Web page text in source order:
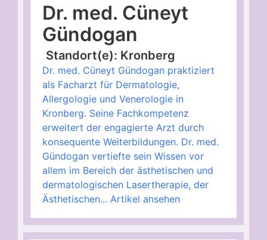
Dr. med. Cüneyt
Gündogan
Standort(e): Kronberg
Dr. med. Cüneyt Gündogan praktiziert
als Facharzt für Dermatologie,
Allergologie und Venerologie in
Kronberg. Seine Fachkompetenz
erweitert der engagierte Arzt durch
konsequente Weiterbildungen. Dr. med.
Gündogan vertiefte sein Wissen vor
allem im Bereich der ästhetischen und
dermatologischen Lasertherapie, der
Ästhetischen... Artikel ansehen